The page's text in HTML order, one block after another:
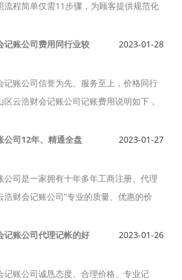
流程简单仅需11步骤，为顾客提供规范化
会计记账服务。
记账公司费用同行业较
2023-01-28
记账公司信誉为先、服务至上，价格同行
云浩财会记账公司记账费用说明如下，
，经营许可证，记账报税服务。
公司12年、精通全盘
2023-01-27
公司是一家拥有十年多年工商注册、代理
财会记账公司“专业的质量、优惠的价
12年熟悉记账流程，精通全盘记账。
记账公司代理记帐的好
2023-01-26
记账公司诚恳态度、合理价格、专业记